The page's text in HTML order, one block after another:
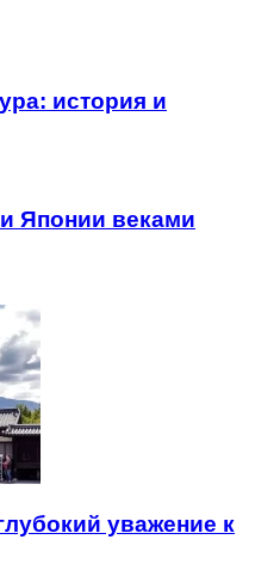
история и
Японии веками
уважение к